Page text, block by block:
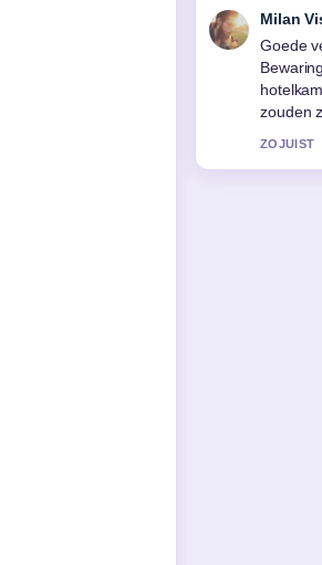
Nina
Sterke
3 MIN